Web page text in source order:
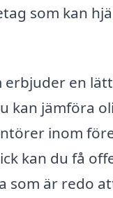
som kan
en
kan jämföra
inom
kan du få
som är redo